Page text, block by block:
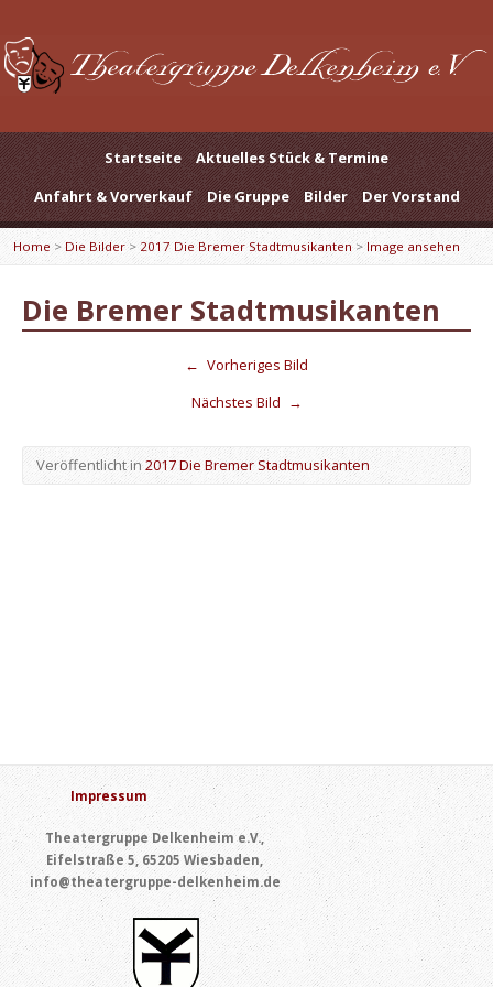
Startseite
Aktuelles Stück & Termine
Anfahrt & Vorverkauf
Die Gruppe Bilder Der Vorstand
Home > Die Bilder> 2017 Die Bremer Stadtmusikanten>Image ansehen
Die Bremer Stadtmusikanten
← Vorheriges Bild
Nächstes Bild →
Veröffentlicht in2017 Die Bremer Stadtmusikanten
Impressum
Theatergruppe Delkenheim e.V.,
Eifelstraße 5, 65205 Wiesbaden,
info@theatergruppe-delkenheim.de